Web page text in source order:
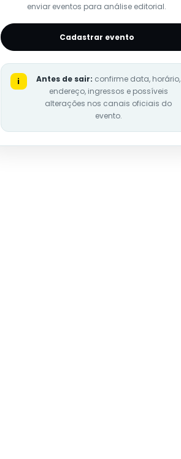
enviar eventos para análise editorial.
Cadastrar evento
i Antes de sair: confirme data, horário,
endereço, ingressos e possíveis
alterações nos canais oficiais do
evento.